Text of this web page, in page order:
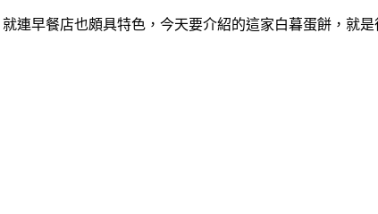
連早餐店也頗具特色，今天要介紹的這家白暮蛋餅，就